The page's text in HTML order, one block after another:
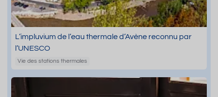
L’impluvium de l’eau thermale d’Avène reconnu par
l’UNESCO
Vie des stations thermales